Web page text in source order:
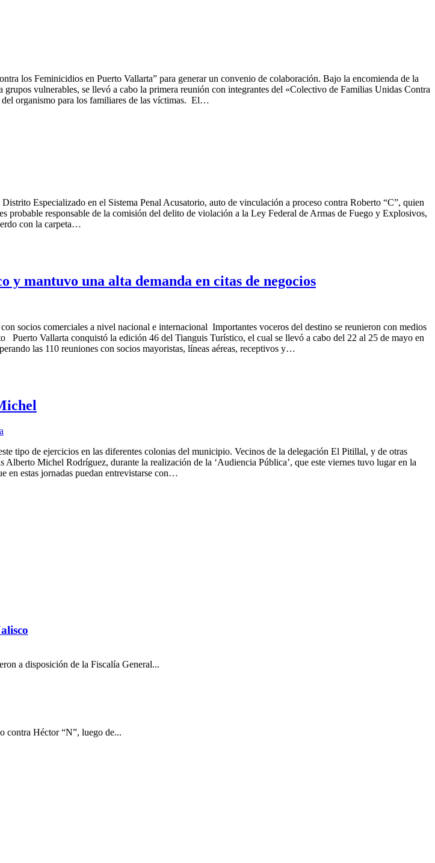
los Feminicidios en Puerto Vallarta” para generar un convenio de colaboración. Bajo la encomienda de la
vulnerables, se llevó a cabo la primera reunión con integrantes del «Colectivo de Familias Unidas Contra
del organismo para los familiares de las víctimas. El…
Especializado en el Sistema Penal Acusatorio, auto de vinculación a proceso contra Roberto “C”, quien
probable responsable de la comisión del delito de violación a la Ley Federal de Armas de Fuego y Explosivos,
con la carpeta…
mantuvo una alta demanda en citas de negocios
socios comerciales a nivel nacional e internacional Importantes voceros del destino se reunieron con medios
Puerto Vallarta conquistó la edición 46 del Tianguis Turístico, el cual se llevó a cabo del 22 al 25 de mayo en
las 110 reuniones con socios mayoristas, líneas aéreas, receptivos y…
tipo de ejercicios en las diferentes colonias del municipio. Vecinos de la delegación El Pitillal, y de otras
Michel Rodríguez, durante la realización de la ‘Audiencia Pública’, que este viernes tuvo lugar en la
en estas jornadas puedan entrevistarse con…
a disposición de la Fiscalía General...
contra Héctor “N”, luego de...